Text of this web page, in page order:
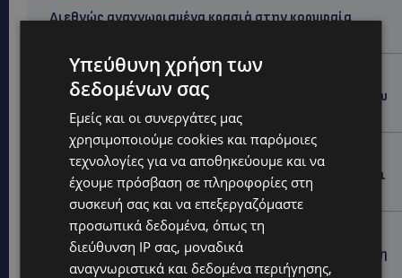
Διεθνώς αναγνωρισμένα κρασιά στην κορυφαία
UPDATES
Ξεκίνησε η αντικατάσταση 100 χιλιομέτρων δικτύου
ύδρευσης στο κέντρο της Λεμεσού
VIBE NEWS
Η Mercedes-Benz γιορτάζει έναν αιώνα ιστορίας και
κοιτάζει προς το μέλλον
UPDATES
ΚΟΚΚΙΝΟΤΡΙΜΙΘΙΑ: Σκύλος στον δρόμο μέσα στη ζέστη
– Το καλοκαιρινό «κύμα» εγκατάλειψης ζώων και η
Υπεύθυνη χρήση των
δεδομένων σας
Εμείς και οι συνεργάτες μας
χρησιμοποιούμε cookies και παρόμοιες
τεχνολογίες για να αποθηκεύουμε και να
έχουμε πρόσβαση σε πληροφορίες στη
συσκευή σας και να επεξεργαζόμαστε
προσωπικά δεδομένα, όπως τη
διεύθυνση IP σας, μοναδικά
αναγνωριστικά και δεδομένα περιήγησης,